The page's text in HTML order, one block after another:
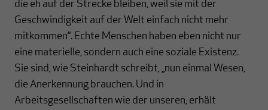
die eh auf der Strecke bleiben, weil sie mit der
Geschwindigkeit auf der Welt einfach nicht mehr
mitkommen“. Echte Menschen haben eben nicht nur
eine materielle, sondern auch eine soziale Existenz.
Sie sind, wie Steinhardt schreibt, „nun einmal Wesen,
die Anerkennung brauchen. Und in
Arbeitsgesellschaften wie der unseren, erhält